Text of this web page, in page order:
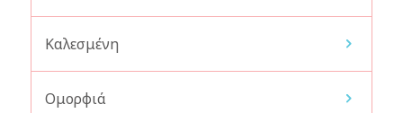
Καλεσμένη
Ομορφιά